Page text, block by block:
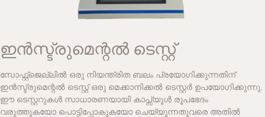
ഇൻസ്ട്രുമെന്റൽ ടെസ്റ്റ്
സോഫ്റ്റ്‌ജെല്ലിൽ ഒരു നിയന്ത്രിത ബലം പ്രയോഗിക്കുന്നതിന്
ഇൻസ്ട്രുമെന്റൽ ടെസ്റ്റ് ഒരു മെക്കാനിക്കൽ ടെസ്റ്റർ ഉപയോഗിക്കുന്നു.
ഈ ടെസ്റ്ററുകൾ സാധാരണയായി കാപ്സ്യൂൾ രൂപഭേദം
വരുത്തുകയോ പൊട്ടിപ്പോകുകയോ ചെയ്യുന്നതുവരെ അതിൽ